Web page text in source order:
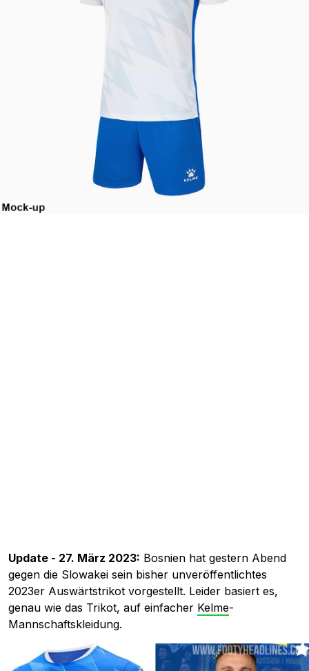
Update - 27. März 2023: Bosnien hat gestern Abend
gegen die Slowakei sein bisher unveröffentlichtes
2023er Auswärtstrikot vorgestellt. Leider basiert es,
genau wie das Trikot, auf einfacher Kelme-
Mannschaftskleidung.